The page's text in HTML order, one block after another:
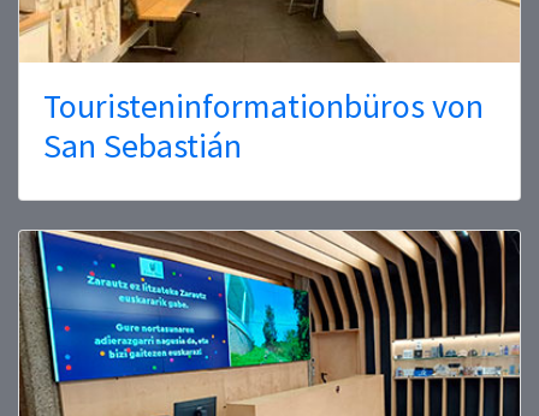
Touristeninformationbüros von
San Sebastián